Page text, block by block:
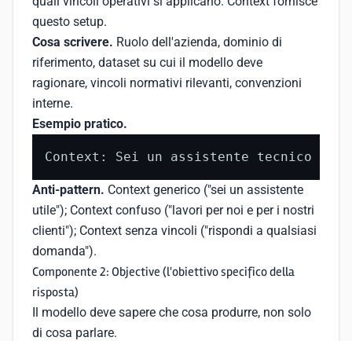
questo setup.
Cosa scrivere. Ruolo dell'azienda, dominio di
riferimento, dataset su cui il modello deve
ragionare, vincoli normativi rilevanti, convenzioni
interne.
Esempio pratico.
Context: Sei un assistente tecnico
Anti-pattern. Context generico ("sei un assistente
utile"); Context confuso ("lavori per noi e per i nostri
clienti"); Context senza vincoli ("rispondi a qualsiasi
domanda").
Componente 2: Objective (l'obiettivo specifico della
risposta)
Il modello deve sapere che cosa produrre, non solo
di cosa parlare.